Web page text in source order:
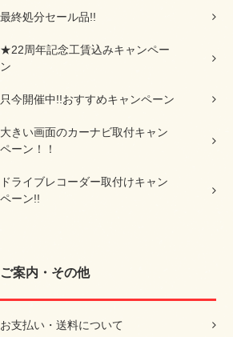
最終処分セール品!!
★22周年記念工賃込みキャンペー
ン
只今開催中!!おすすめキャンペーン
大きい画面のカーナビ取付キャン
ペーン！！
ドライブレコーダー取付けキャン
ペーン!!
ご案内・その他
お支払い・送料について